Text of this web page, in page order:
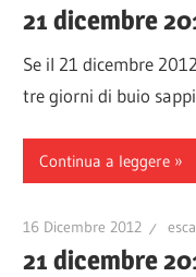
21 dicembre
Se il 21 dicembre
tre giorni di buio
Continua a leggere
16 Dicembre 2012
21 dicembre